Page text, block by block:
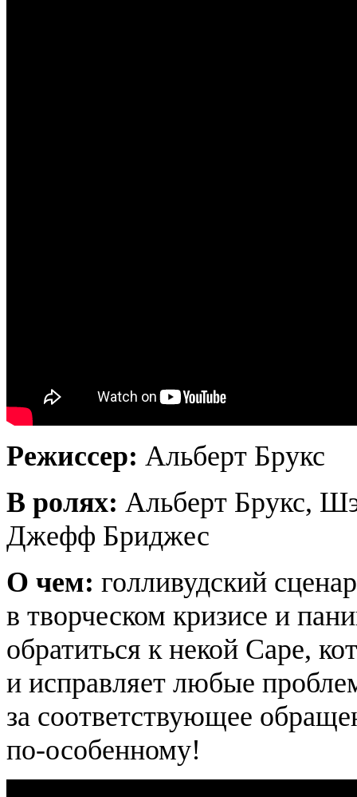
Режиссер: Альберт Брукс
В ролях: Альберт Брукс,
Джефф Бриджес
О чем: голливудский
в творческом кризисе и
обратиться к некой Саре,
и исправляет любые
за соответствующее
по-особенному!